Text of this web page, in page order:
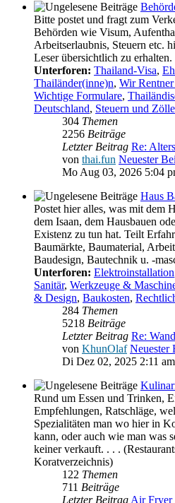
Bitte postet und fragt zum
Behörden wie Visum,
Arbeitserlaubnis, Steuern etc.
Leser übersichtlich zu erhalten.
Unterforen: Thailand-Visa,
Thailänder(inne)n, Wir
Wichtige Formulare,
Deutschland, Steuern und Zölle
304 Themen
2256 Beiträge
Letzter Beitrag Re:
von thai.fun Neuester
Mo Aug 03, 2026 5:04
Haus
Postet hier alles, was mit dem
dem Isaan, dem Hausbauen
Existenz zu tun hat. Teilt
Baumärkte, Baumaterial,
Baudesign, Bautechnik u. -
Unterforen: Elektroinstallation
Sanitär, Werkzeuge &
& Design, Baukosten,
284 Themen
5218 Beiträge
Letzter Beitrag Re:
von KhunOlaf Neuester
Di Dez 02, 2025 2:11 am
Rund um Essen und Trinken,
Empfehlungen, Ratschläge,
Spezialitäten man wo hier in
kann, oder auch wie man was
keiner verkauft. . . .
Koratverzeichnis)
122 Themen
711 Beiträge
Letzter BeitragAir Fryer